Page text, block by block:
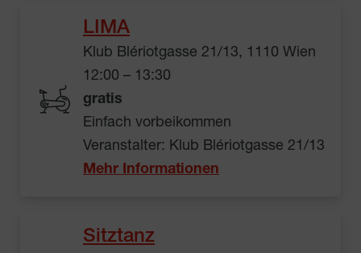
LIMA
Klub Blériotgasse 21/13, 1110 Wien
12:00 – 13:30
gratis
Einfach vorbeikommen
Veranstalter: Klub Blériotgasse 21/13
Mehr Informationen
Sitztanz